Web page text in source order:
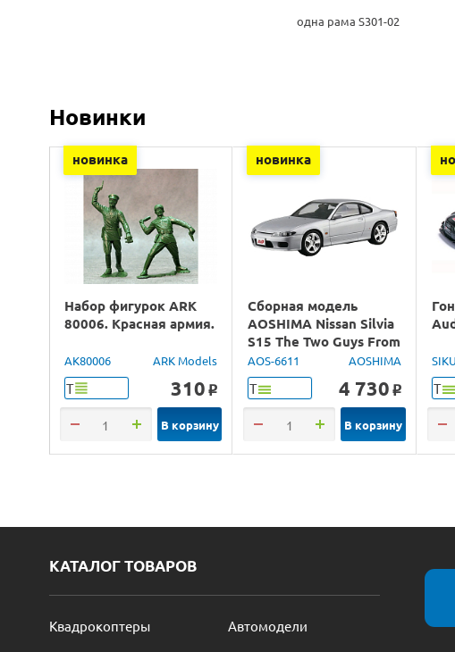
одна рама S301-02
Новинки
новинка
Набор фигурок ARK
80006. Красная армия.
AK80006 ARK Models
Т 310 o
В корзину
новинка
Сборная модель
AOSHIMA Nissan Silvia
S15 The Two Guys From
Tokyo, 1/24
AOS-6611 AOSHIMA
Т 4 730 o
В корзину
Т
КАТАЛОГ ТОВАРОВ
Квадрокоптеры
Автомодели